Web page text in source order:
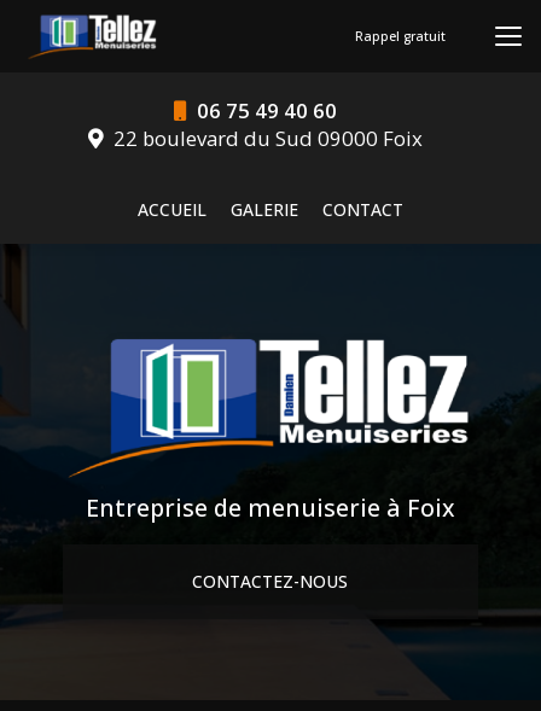
contenu
06 75 49 40 60
22 boulevard du Sud 09000 Foix
ACCUEIL
GALERIE CONTACT
Rappel gratuit
Entreprise de menuiserie à Foix
CONTACTEZ-NOUS